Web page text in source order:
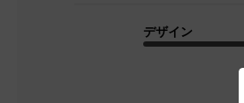
デザイン